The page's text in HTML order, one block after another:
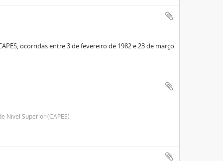
ocorridas entre 3 de fevereiro de 1982 e 23 de março
Nível Superior (CAPES)